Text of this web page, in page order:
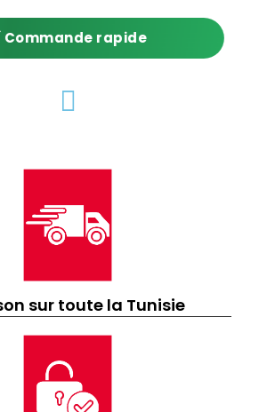
Commande rapide
sur toute la Tunisie